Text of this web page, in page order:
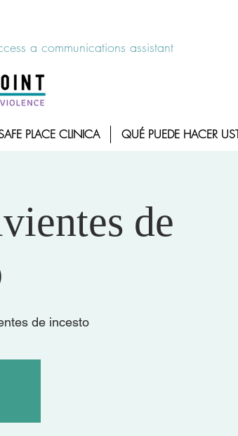
a communications assistant
PLACE CLINICA QUÉ PUEDE HACER
de
de incesto